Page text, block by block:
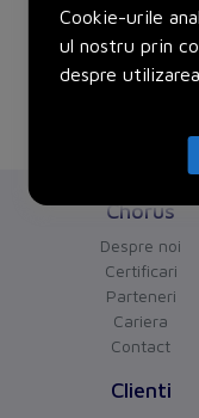
Chorus
Despre noi
Certificari
Parteneri
Cariera
Contact
Clienti
Cookie-urile
ul nostru prin
despre utilizarea